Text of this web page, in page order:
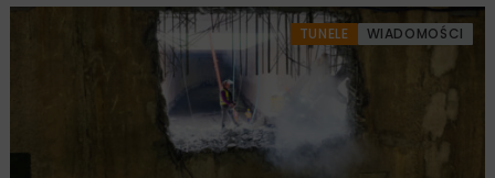
TUNELE WIADOMOŚCI